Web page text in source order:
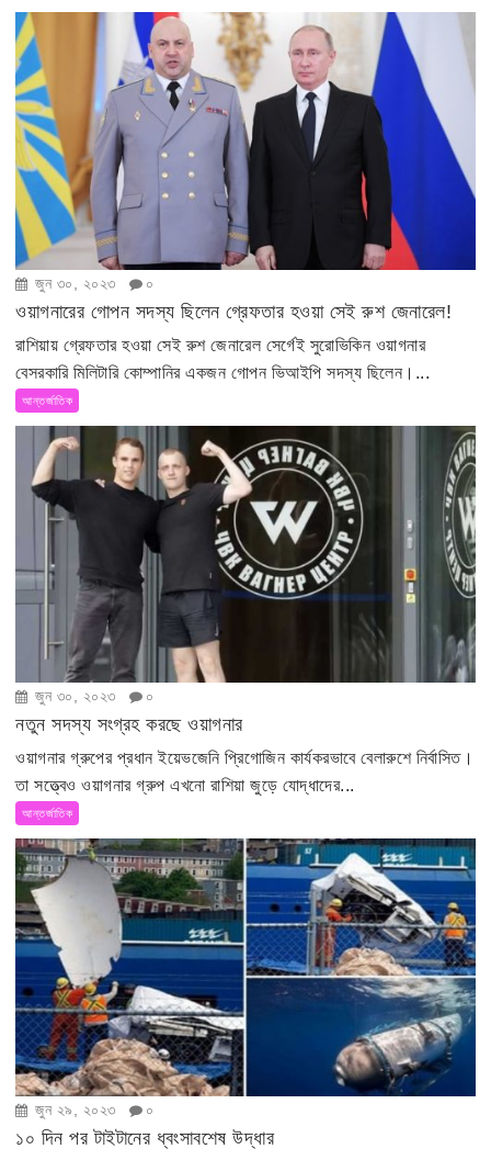
জুন ৩০, ২০২৩ ০
ওয়াগনারের গোপন সদস্য ছিলেন গ্রেফতার হওয়া সেই রুশ জেনারেল!
রাশিয়ায় গ্রেফতার হওয়া সেই রুশ জেনারেল সের্গেই সুরোভিকিন ওয়াগনার
বেসরকারি মিলিটারি কোম্পানির একজন গোপন ভিআইপি সদস্য ছিলেন।...
আন্তর্জাতিক
জুন ৩০, ২০২৩ ০
নতুন সদস্য সংগ্রহ করছে ওয়াগনার
ওয়াগনার গ্রুপের প্রধান ইয়েভজেনি প্রিগোজিন কার্যকরভাবে বেলারুশে নির্বাসিত।
তা সত্ত্বেও ওয়াগনার গ্রুপ এখনো রাশিয়া জুড়ে যোদ্ধাদের...
আন্তর্জাতিক
জুন ২৯, ২০২৩ ০
১০ দিন পর টাইটানের ধ্বংসাবশেষ উদ্ধার